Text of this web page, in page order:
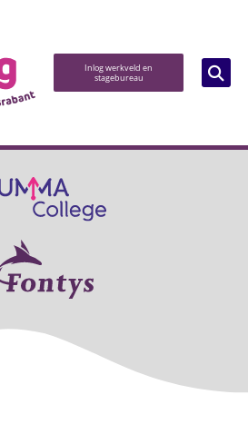
Inlog werkveld en
stagebureau